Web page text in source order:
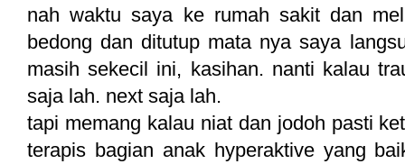
nah waktu saya ke rumah sakit dan
bedong dan ditutup mata nya saya
masih sekecil ini, kasihan. nanti kalau
saja lah. next saja lah.
tapi memang kalau niat dan jodoh pasti
terapis bagian anak hyperaktive yang